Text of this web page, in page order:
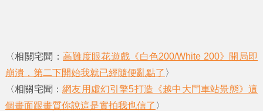
〈相關宅聞： 高難度眼花遊戲《白色200/White 200》開局即
崩潰，第二下開始我就已經隨便亂點了 〉
〈相關宅聞：網友用虛幻引擎5打造《越中大門車站景態》這
個畫面跟畫質你說這是實拍我也信了 〉